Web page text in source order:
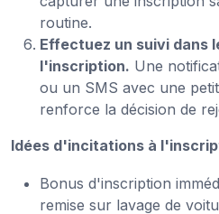
routine.
Effectuez un suivi dans
l'inscription. Une
ou un SMS avec une
renforce la décision de
Idées d'incitations à
Bonus d'inscription
remise sur lavage de